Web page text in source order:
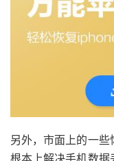
另外，市面上的一
根本上解决手机数据